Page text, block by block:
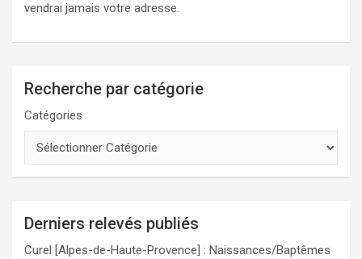
vendrai jamais votre adresse.
Recherche par catégorie
Catégories
Derniers relevés publiés
Curel [Alpes-de-Haute-Provence] : Naissances/Baptêmes